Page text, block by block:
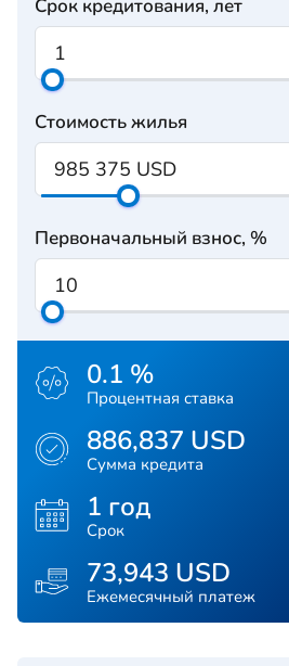
Срок кредитования, лет
Стоимость жилья
Первоначальный взнос, %
0.1 %
Процентная ставка
886,837 USD
Сумма кредита
1 год
Срок
73,943 USD
Ежемесячный платеж